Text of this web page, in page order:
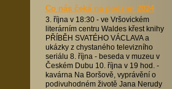
Co nás čeká na podzim 2024
3. října v 18:30 - ve Vršovickém
literárním centru Waldes křest knihy
PŘÍBĚH SVATÉHO VÁCLAVA a
ukázky z chystaného televizního
seriálu 8. října - beseda v muzeu v
Českém Dubu 10. října v 19 hod. -
kavárna Na Boršově, vyprávění o
podivuhodném životě Jana Nerudy